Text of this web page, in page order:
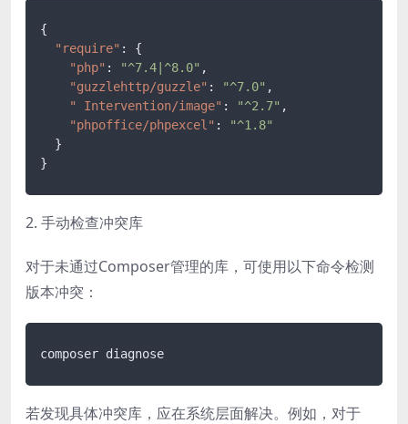
{
"require" :
{
"php" : "^7.4|^8.0" ,
"guzzlehttp/guzzle" : "^7.0" ,
" Intervention/image" : "^2.7" ,
"phpoffice/phpexcel" :
"^1.8"
}
}
2. 手动检查冲突库
对于未通过Composer管理的库，可使用以下命令检测
版本冲突：
composer diagnose
若发现具体冲突库，应在系统层面解决。例如，对于